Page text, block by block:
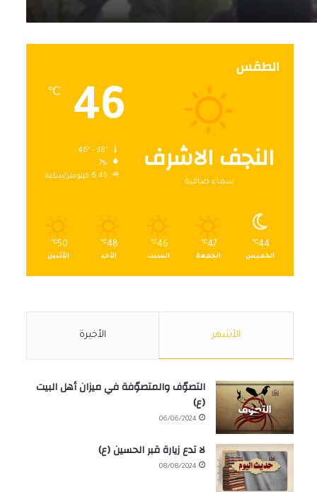
الطقس
النجف الاشرف
سماء صافية
46
℃
7%
6.45 كيلومتر/ساعة
44
℃
الخميس
47
℃
الجمعة
46
℃
السبت
48
℃
الأحد
50
℃
الأثنين
الأشهر الأخيرة
التصوّف والمتصوّفة في ميزان أهل البيت
(ع)
06/06/2024
لا تدع زيارة قبر الحسين (ع)
08/08/2024